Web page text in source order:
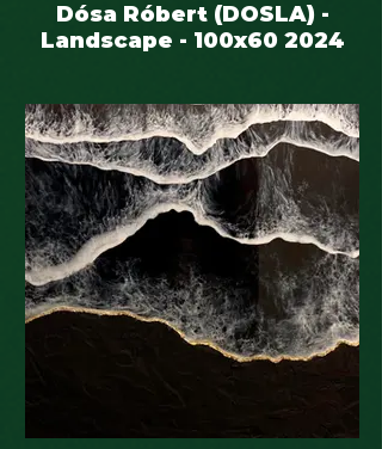
Dósa Róbert (DOSLA) -
Landscape - 100x60 2024